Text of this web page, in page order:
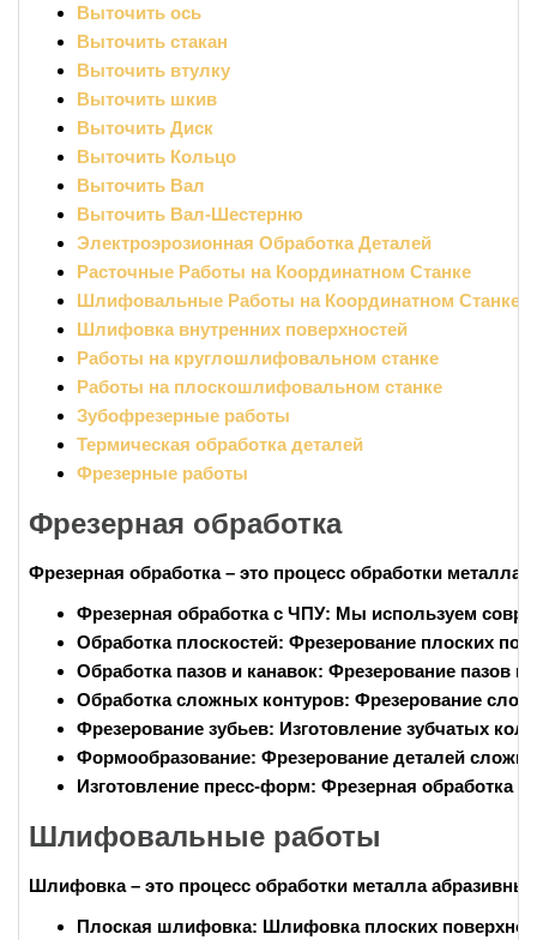
Выточить ось
Выточить стакан
Выточить втулку
Выточить шкив
Выточить Диск
Выточить Кольцо
Выточить Вал
Выточить Вал-Шестерню
Электроэрозионная Обработка Деталей
Расточные Работы на Координатном Станке
Шлифовальные Работы на Координатном Станке
Шлифовка внутренних поверхностей
Работы на круглошлифовальном станке
Работы на плоскошлифовальном станке
Зубофрезерные работы
Термическая обработка деталей
Фрезерные работы
Фрезерная обработка
Фрезерная обработка – это процесс обработки
Фрезерная обработка с ЧПУ: Мы используем
Обработка плоскостей: Фрезерование плоских
Обработка пазов и канавок: Фрезерование пазов
Обработка сложных контуров: Фрезерование
Фрезерование зубьев: Изготовление зубчатых
Формообразование: Фрезерование деталей
Изготовление пресс-форм: Фрезерная обработка
Шлифовальные работы
Шлифовка – это процесс обработки металла
Плоская шлифовка: Шлифовка плоских